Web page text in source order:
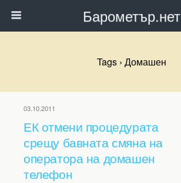
Барометър.нет
Tags › Домашен
03.10.2011
ЕК отмени процедурата
срещу бавната смяна на
оператора на домашен
телефон